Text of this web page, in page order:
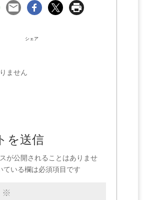
シェア
ません
を送信
が公開されることはありませ
ている欄は必須項目です